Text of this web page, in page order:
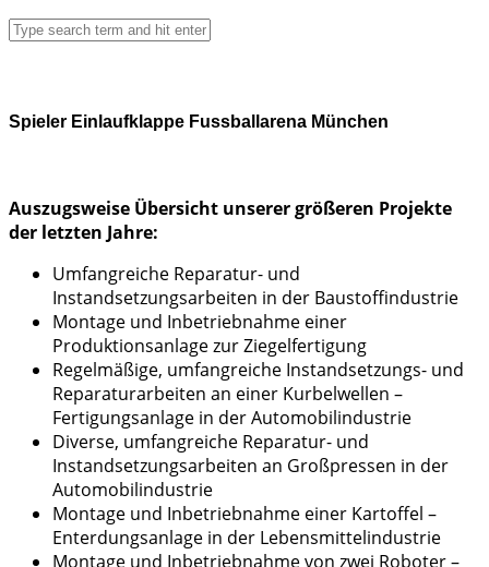
Spieler Einlaufklappe Fussballarena München
Auszugsweise Übersicht unserer größeren Projekte
der letzten Jahre:
Umfangreiche Reparatur- und
Instandsetzungsarbeiten in der Baustoffindustrie
Montage und Inbetriebnahme einer
Produktionsanlage zur Ziegelfertigung
Regelmäßige, umfangreiche Instandsetzungs- und
Reparaturarbeiten an einer Kurbelwellen –
Fertigungsanlage in der Automobilindustrie
Diverse, umfangreiche Reparatur- und
Instandsetzungsarbeiten an Großpressen in der
Automobilindustrie
Montage und Inbetriebnahme einer Kartoffel –
Enterdungsanlage in der Lebensmittelindustrie
Montage und Inbetriebnahme von zwei Roboter –